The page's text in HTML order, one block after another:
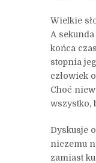
Wielkie
A
końca
stopnia
człowiek
Choć
wszystko,
Dyskusje
niczemu
zamiast